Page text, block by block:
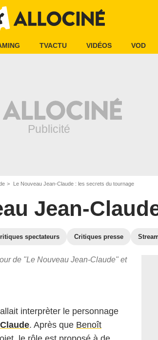
TVACTU VIDÉOS VOD
Le Nouveau Jean-Claude : les secrets du tournage
Jean-
spectateurs Critiques presse
de "Le Nouveau Jean-Claude" et
interprèter le personnage
. Après que Benoît